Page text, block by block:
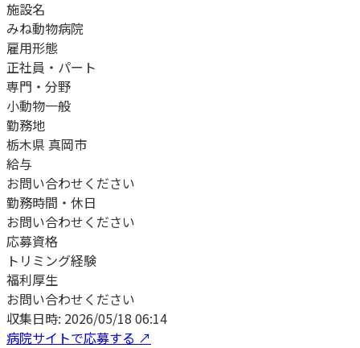
施設名
みね動物病院
雇用形態
正社員・パート
専門・分野
小動物一般
勤務地
栃木県 真岡市
給与
お問い合わせください
勤務時間・休日
お問い合わせください
応募資格
トリミング経験
福利厚生
お問い合わせください
収集日時: 2026/05/18 06:14
病院サイトで応募する ↗